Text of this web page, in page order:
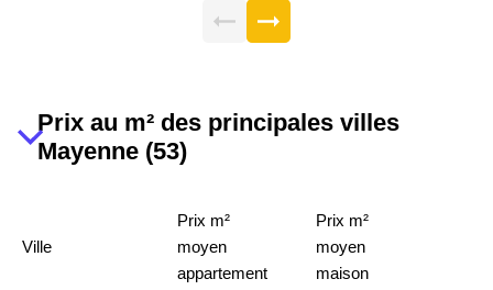
Prix au m² des principales villes
Mayenne (53)
Ville
Prix m²
moyen
appartement
Prix m²
moyen
maison